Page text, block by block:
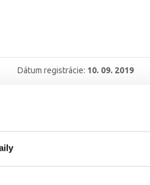
Dátum registrácie: 10. 09. 2019